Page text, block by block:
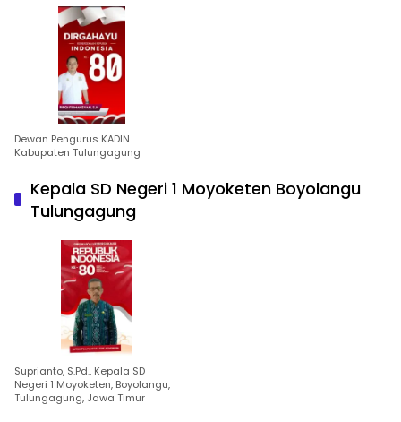
Dewan Pengurus KADIN
Kabupaten Tulungagung
Kepala SD Negeri 1 Moyoketen Boyolangu
Tulungagung
Suprianto, S.Pd., Kepala SD
Negeri 1 Moyoketen, Boyolangu,
Tulungagung, Jawa Timur